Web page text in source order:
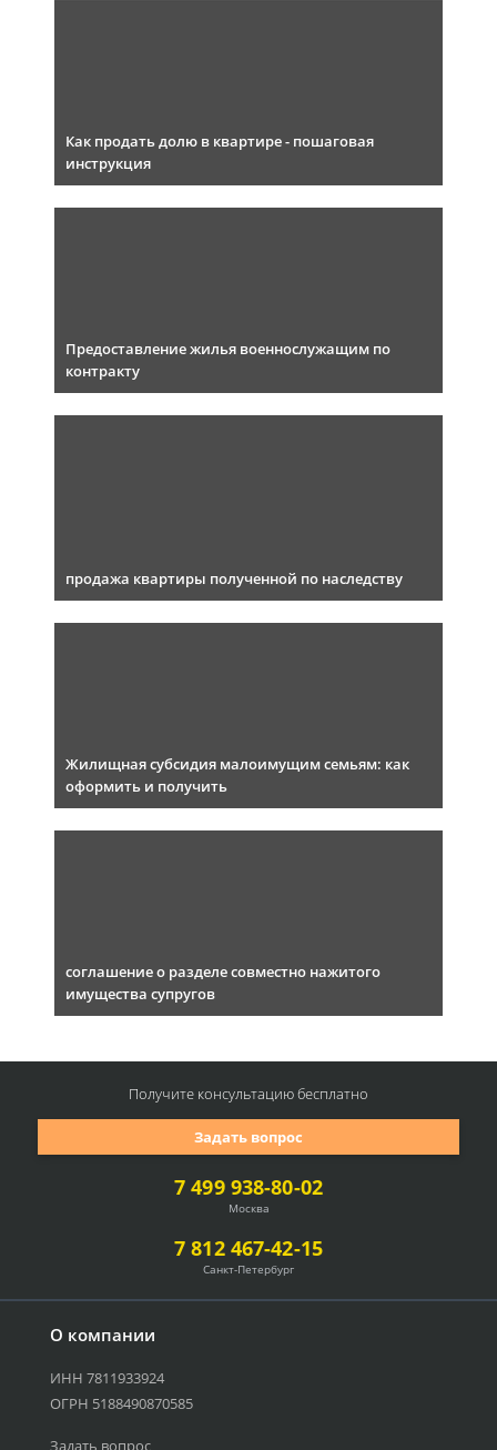
Как продать долю в квартире - пошаговая
инструкция
Предоставление жилья военнослужащим по
контракту
продажа квартиры полученной по наследству
Жилищная субсидия малоимущим семьям: как
оформить и получить
соглашение о разделе совместно нажитого
имущества супругов
О компании
ИНН 7811933924
ОГРН 5188490870585
Задать вопрос
7 499 938-80-02
Москва
7 812 467-42-15
Санкт-Петербург
Задать вопрос
Получите консультациюбесплатно